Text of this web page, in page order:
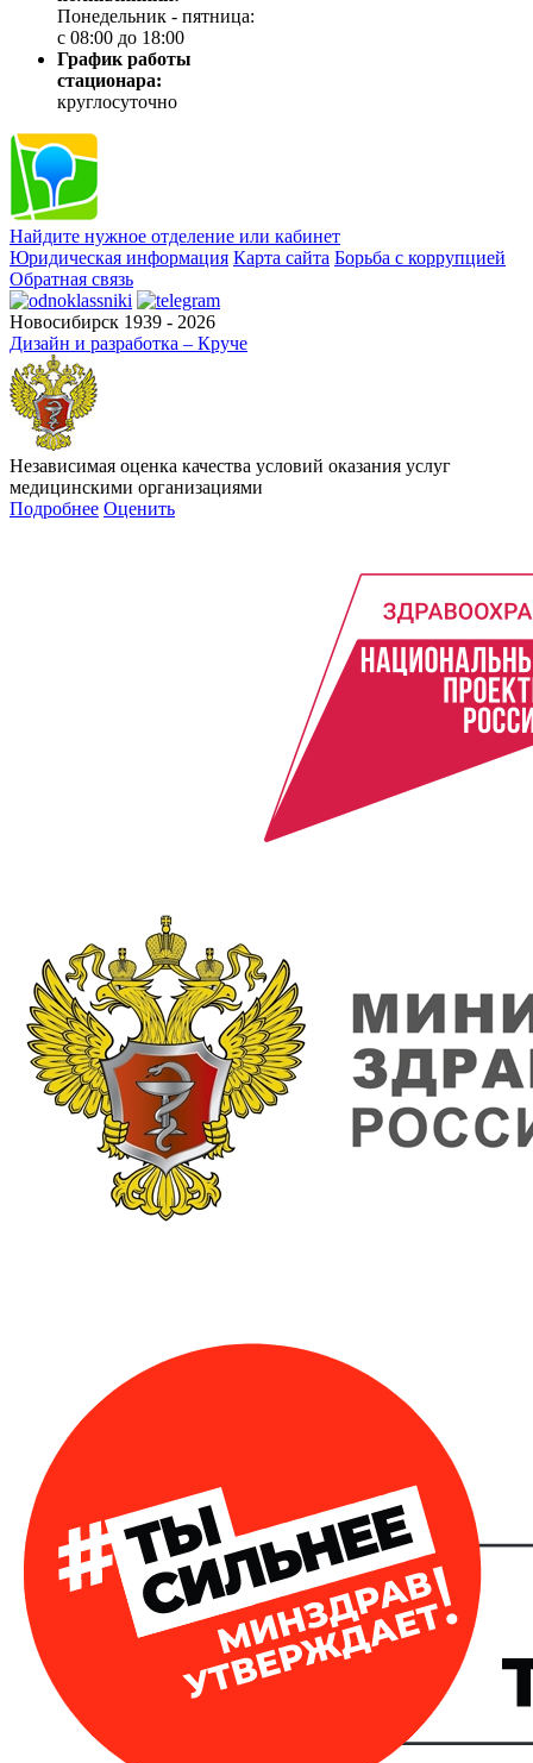
Понедельник - пятница:
с 08:00 до 18:00
График работы
стационара:
круглосуточно
Найдите нужное отделение или кабинет
Юридическая информация Карта сайта Борьба с коррупцией
Обратная связь
Новосибирск 1939 - 2026
Дизайн и разработка – Круче
Независимая оценка качества условий оказания услуг
медицинскими организациями
Подробнее Оценить